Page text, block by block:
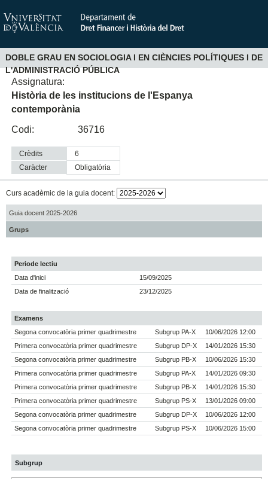
DOBLE GRAU EN SOCIOLOGIA I EN CIÈNCIES POLÍTIQUES I DE
L'ADMINISTRACIÓ PÚBLICA
Assignatura:
Història de les institucions de l'Espanya
contemporània
Codi:
36716
Crèdits
6
Caràcter
obligatòria
Curs acadèmic de la guia docent:
Guia docent 2025-2026
Grups
Periode lectiu
Data d'inici
15/09/2025
Data de finalització
23/12/2025
Examens
Segona convocatòria primer quadrimestre
Subgrup PA-X
10/06/2026 12:00
Primera convocatòria primer quadrimestre
Subgrup DP-X
14/01/2026 15:30
Segona convocatòria primer quadrimestre
Subgrup PB-X
10/06/2026 15:30
Primera convocatòria primer quadrimestre
Subgrup PA-X
14/01/2026 09:30
Primera convocatòria primer quadrimestre
Subgrup PB-X
14/01/2026 15:30
Primera convocatòria primer quadrimestre
Subgrup PS-X
13/01/2026 09:00
Segona convocatòria primer quadrimestre
Subgrup DP-X
10/06/2026 12:00
Segona convocatòria primer quadrimestre
Subgrup PS-X 10/06/2026 15:00
Subgrup